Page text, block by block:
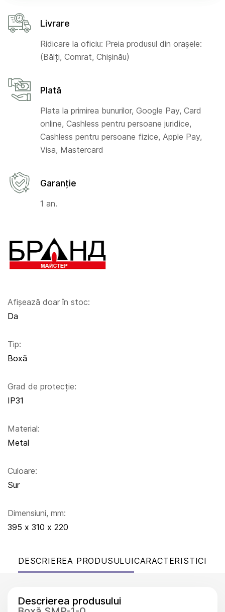
Afișează doar în stoc:
Da
Tip:
Boxă
Grad de protecție:
IP31
Material:
Metal
Culoare:
Sur
Dimensiuni, mm:
395 х 310 х 220
Livrare
Ridicare la oficiu: Preia produsul din orașele:
(Bălți, Comrat, Chișinău)
Plată
Plata la primirea bunurilor, Google Pay, Card
online, Cashless pentru persoane juridice,
Cashless pentru persoane fizice, Apple Pay,
Visa, Mastercard
Garanție
1 an.
DESCRIEREA PRODUSULUICARACTERISTICI
Descrierea produsului